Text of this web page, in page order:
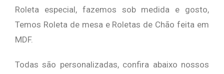
Roleta especial, fazemos sob medida e gosto,
Temos Roleta de mesa e Roletas de Chão feita em
MDF.
Todas são personalizadas, confira abaixo nossos